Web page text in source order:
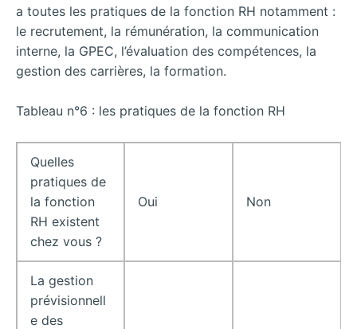
a toutes les pratiques de la fonction RH notamment :
le recrutement, la rémunération, la communication
interne, la GPEC, l’évaluation des compétences, la
gestion des carrières, la formation.
Tableau n°6 : les pratiques de la fonction RH
Quelles
pratiques de
la fonction
RH existent
chez vous ?
Oui Non
La gestion
prévisionnell
e des